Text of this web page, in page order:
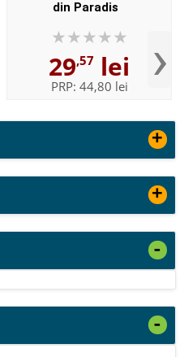
+
+
-
-
din Paradis
29,57 lei
PRP: 44,80 lei ›